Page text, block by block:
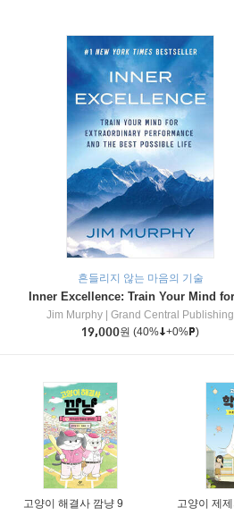
흔들리지 않는 마음의 기술
Jim Murphy
Grand Central Publishing
19,000원 (40% +0% )
고양이 해결사 깜냥 9